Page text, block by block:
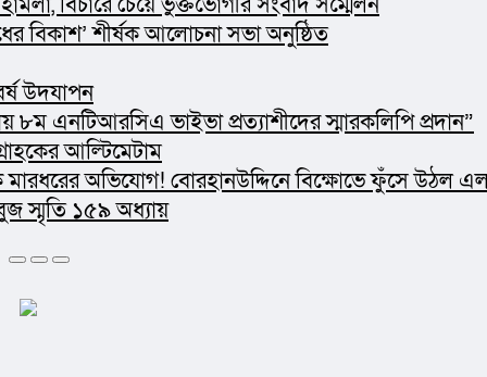
শীর্ষক আলোচনা সভা অনুষ্ঠিত
ভাইভা প্রত্যাশীদের স্মারকলিপি প্রদান”
বোরহানউদ্দিনে বিক্ষোভে ফুঁসে উঠল এলাকাবাসী
অধ্যায়